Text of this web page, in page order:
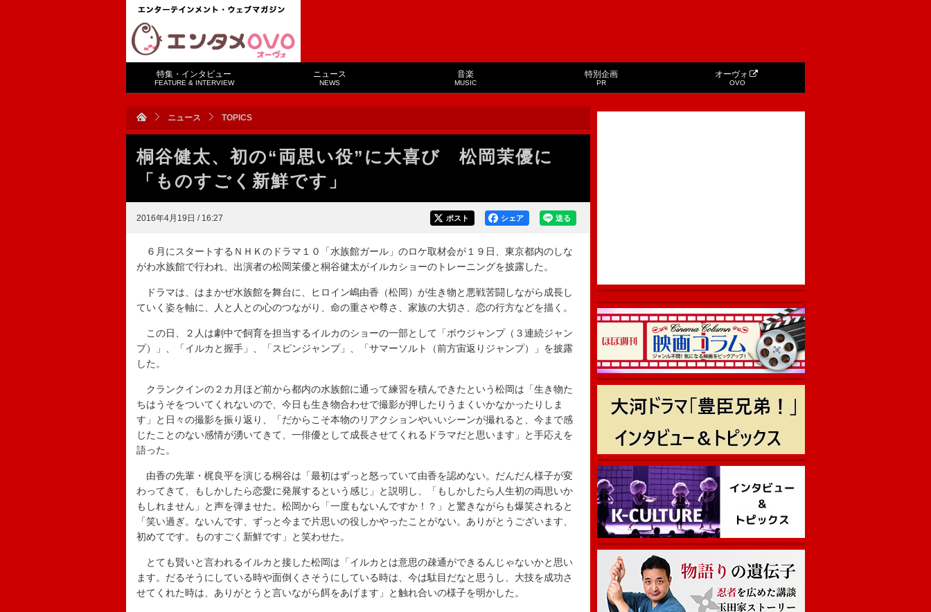
特集・インタビュー
FEATURE & INTERVIEW
ニュース
NEWS
音楽
MUSIC
特別企画
PR
オーヴォ
OVO
ニュース TOPICS
桐谷健太、初の“両思い役”に大喜び 松岡茉優に
「ものすごく新鮮です」
2016年4月19日 / 16:27 送る
シェア
ポスト
６月にスタートするＮＨＫのドラマ１０「水族館ガール」のロケ取材会が１９日、東京都内のしな
がわ水族館で行われ、出演者の松岡茉優と桐谷健太がイルカショーのトレーニングを披露した。
ドラマは、はまかぜ水族館を舞台に、ヒロイン嶋由香（松岡）が生き物と悪戦苦闘しながら成長し
ていく姿を軸に、人と人との心のつながり、命の重さや尊さ、家族の大切さ、恋の行方などを描く。
この日、２人は劇中で飼育を担当するイルカのショーの一部として「ボウジャンプ（３連続ジャン
プ）」、「イルカと握手」、「スピンジャンプ」、「サマーソルト（前方宙返りジャンプ）」を披露
した。
クランクインの２カ月ほど前から都内の水族館に通って練習を積んできたという松岡は「生き物た
ちはうそをついてくれないので、今日も生き物合わせで撮影が押したりうまくいかなかったりしま
す」と日々の撮影を振り返り、「だからこそ本物のリアクションやいいシーンが撮れると、今まで感
じたことのない感情が湧いてきて、一俳優として成長させてくれるドラマだと思います」と手応えを
語った。
由香の先輩・梶良平を演じる桐谷は「最初はずっと怒っていて由香を認めない。だんだん様子が変
わってきて、もしかしたら恋愛に発展するという感じ」と説明し、「もしかしたら人生初の両思いか
もしれません」と声を弾ませた。松岡から「一度もないんですか！？」と驚きながらも爆笑されると
「笑い過ぎ。ないんです、ずっと今まで片思いの役しかやったことがない。ありがとうございます、
初めてです。ものすごく新鮮です」と笑わせた。
とても賢いと言われるイルカと接した松岡は「イルカとは意思の疎通ができるんじゃないかと思い
ます。だるそうにしている時や面倒くさそうにしている時は、今は駄目だなと思うし、大技を成功さ
せてくれた時は、ありがとうと言いながら餌をあげます」と触れ合いの様子を明かした。